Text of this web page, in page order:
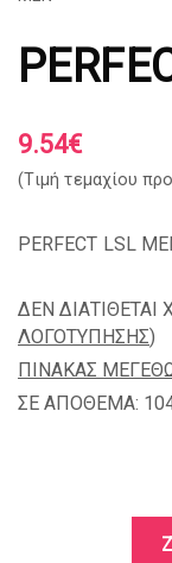
9.54€
(Tιμή τεμαχίου
PERFECT LSL
ΔΕΝ ΔΙΑΤΙΘΕΤΑΙ
ΛΟΓΟΤΥΠΗΣΗΣ)
ΠΙΝΑΚΑΣ
ΣΕ ΑΠΟΘΕΜΑ: